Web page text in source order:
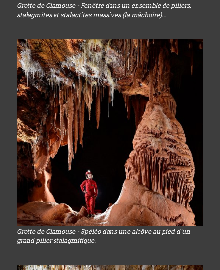
Grotte de Clamouse - Fenêtre dans un ensemble de piliers,
stalagmites et stalactites massives (la mâchoire)...
Grotte de Clamouse - Spéléo dans une alcôve au pied d'un
grand pilier stalagmitique.